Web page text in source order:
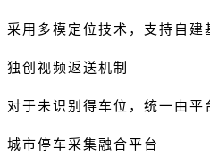
采用多模定位技术，支持自建
独创视频返送机制
对于未识别得车位，统一由
城市停车采集融合平台